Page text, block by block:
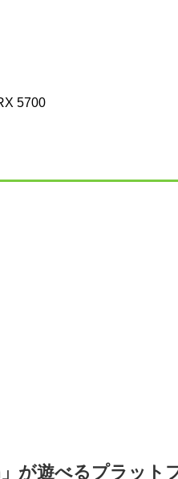
5700
が遊べるプラット